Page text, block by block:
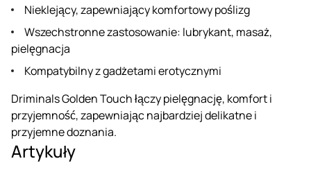
Nieklejący, zapewniający komfortowy poślizg
Wszechstronne zastosowanie: lubrykant, masaż,
pielęgnacja
Kompatybilny z gadżetami erotycznymi
Driminals Golden Touch łączy pielęgnację, komfort i
przyjemność, zapewniając najbardziej delikatne i
przyjemne doznania.
Artykuły